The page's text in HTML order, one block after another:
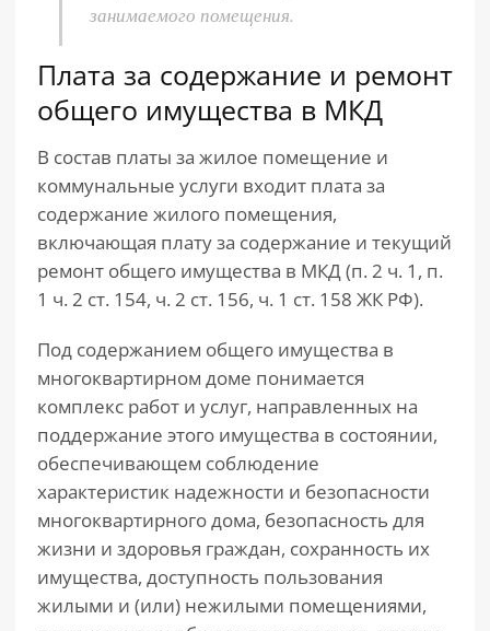
занимаемого помещения.
Плата за содержание и ремонт
общего имущества в МКД
В состав платы за жилое помещение и
коммунальные услуги входит плата за
содержание жилого помещения,
включающая плату за содержание и текущий
ремонт общего имущества в МКД (п. 2 ч. 1, п.
1 ч. 2 ст. 154, ч. 2 ст. 156, ч. 1 ст. 158 ЖК РФ).
Под содержанием общего имущества в
многоквартирном доме понимается
комплекс работ и услуг, направленных на
поддержание этого имущества в состоянии,
обеспечивающем соблюдение
характеристик надежности и безопасности
многоквартирного дома, безопасность для
жизни и здоровья граждан, сохранность их
имущества, доступность пользования
жилыми и (или) нежилыми помещениями,